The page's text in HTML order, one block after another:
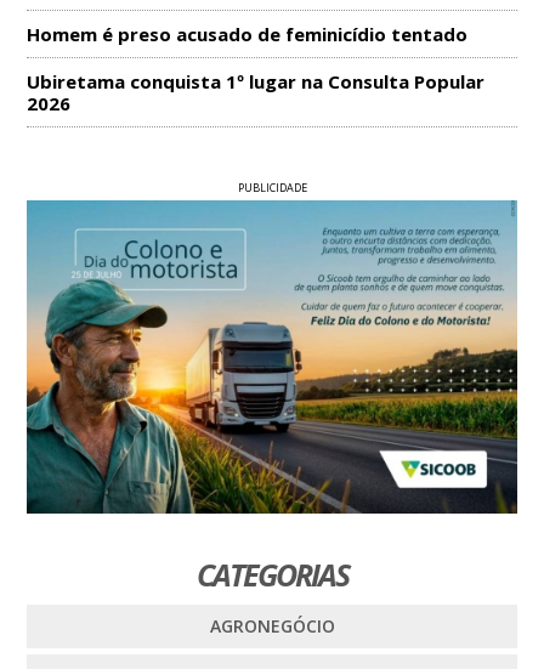
Homem é preso acusado de feminicídio tentado
Ubiretama conquista 1º lugar na Consulta Popular
2026
PUBLICIDADE
CATEGORIAS
AGRONEGÓCIO